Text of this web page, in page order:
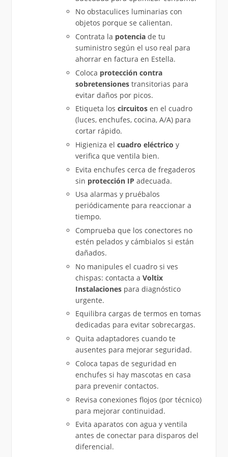
No obstaculices luminarias con
objetos porque se calientan.
Contrata la potenciade tu
suministro según el uso real para
ahorrar en factura en Estella.
Coloca protección contra
sobretensionestransitorias para
evitar daños por picos.
Etiqueta los circuitosen el cuadro
(luces, enchufes, cocina, A/A) para
cortar rápido.
Higieniza el cuadro eléctrico y
verifica que ventila bien.
Evita enchufes cerca de fregaderos
sin protección IP adecuada.
Usa alarmas y pruébalos
periódicamente para reaccionar a
tiempo.
Comprueba que los conectores no
estén pelados y cámbialos si están
dañados.
No manipules el cuadro si ves
chispas: contacta a Voltix
Instalacionespara diagnóstico
urgente.
Equilibra cargas de termos en tomas
dedicadas para evitar sobrecargas.
Quita adaptadores cuando te
ausentes para mejorar seguridad.
Coloca tapas de seguridad en
enchufes si hay mascotas en casa
para prevenir contactos.
Revisa conexiones flojos (por técnico)
para mejorar continuidad.
Evita aparatos con agua y ventila
antes de conectar para disparos del
diferencial.